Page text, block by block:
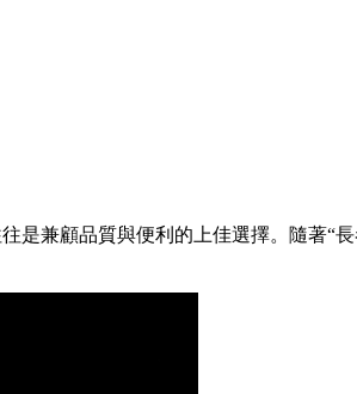
兼顧品質與便利的上佳選擇。隨著“長